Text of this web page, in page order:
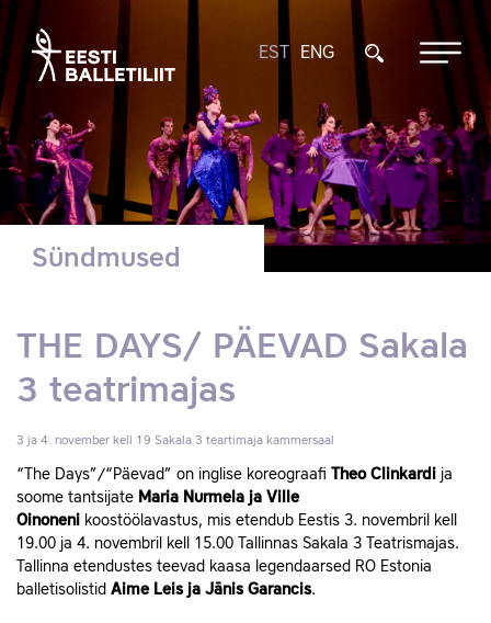
EST ENG
Sündmused
THE DAYS/ PÄEVAD Sakala
3 teatrimajas
3 ja 4. november kell 19 Sakala 3 teartimaja kammersaal
“The Days”/“Päevad” on inglise koreograafi Theo Clinkardi ja
soome tantsijate Maria Nurmela ja Ville
Oinoneni koostöölavastus, mis etendub Eestis 3. novembril kell
19.00 ja 4. novembril kell 15.00 Tallinnas Sakala 3 Teatrismajas.
Tallinna etendustes teevad kaasa legendaarsed RO Estonia
balletisolistid Aime Leis ja Jānis Garancis.